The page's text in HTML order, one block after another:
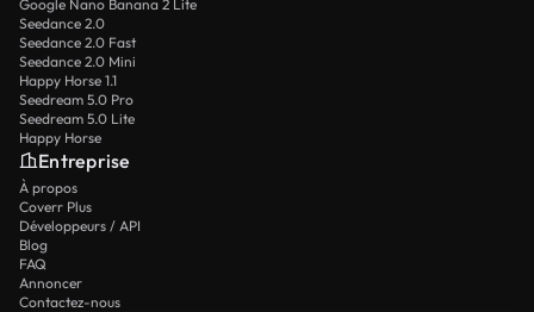
Google Nano Banana 2 Lite
Seedance 2.0
Seedance 2.0 Fast
Seedance 2.0 Mini
Happy Horse 1.1
Seedream 5.0 Pro
Seedream 5.0 Lite
Happy Horse
Entreprise
À propos
Coverr Plus
Développeurs / API
Blog
FAQ
Annoncer
Contactez-nous